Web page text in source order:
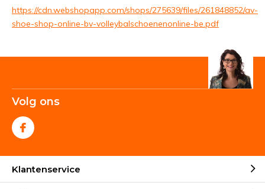
https://cdn.webshopapp.com/shops/275639/files/261848852/av-
shoe-shop-online-bv-volleybalschoenenonline-be.pdf
Volg ons
Klantenservice